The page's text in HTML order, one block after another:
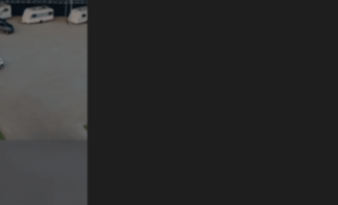
te manoeuvreren.
is verleden tijd. Met de mover kun je moeiteloos jouw
iedereen de mogelijkheid om zelfstandig te genieten van
ongeacht leeftijd of fysieke gesteldheid.